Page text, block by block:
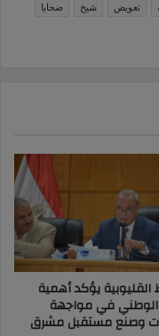
تعويض شيخ
ضحايا
يؤكد أهمية
الوطني في مواجهة
وصنع مستقبل مشرق